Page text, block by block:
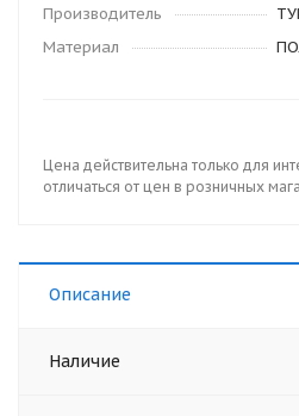
Производитель
Материал
Цена действительна только для
отличаться от цен в розничных
Описание
Наличие